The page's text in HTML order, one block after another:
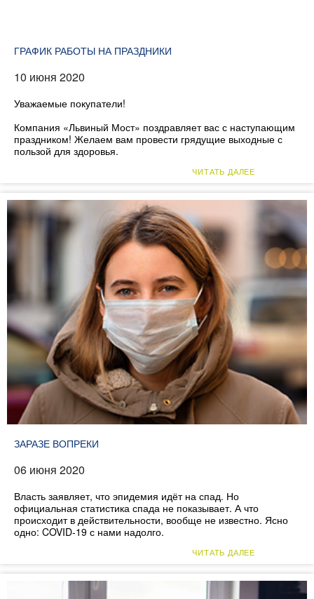
ГРАФИК РАБОТЫ НА ПРАЗДНИКИ
10 июня 2020
Уважаемые покупатели!
Компания «Львиный Мост» поздравляет вас с наступающим
праздником! Желаем вам провести грядущие выходные с
пользой для здоровья.
ЧИТАТЬ ДАЛЕЕ
ЗАРАЗЕ ВОПРЕКИ
06 июня 2020
Власть заявляет, что эпидемия идёт на спад. Но
официальная статистика спада не показывает. А что
происходит в действительности, вообще не известно. Ясно
одно: COVID-19 с нами надолго.
ЧИТАТЬ ДАЛЕЕ